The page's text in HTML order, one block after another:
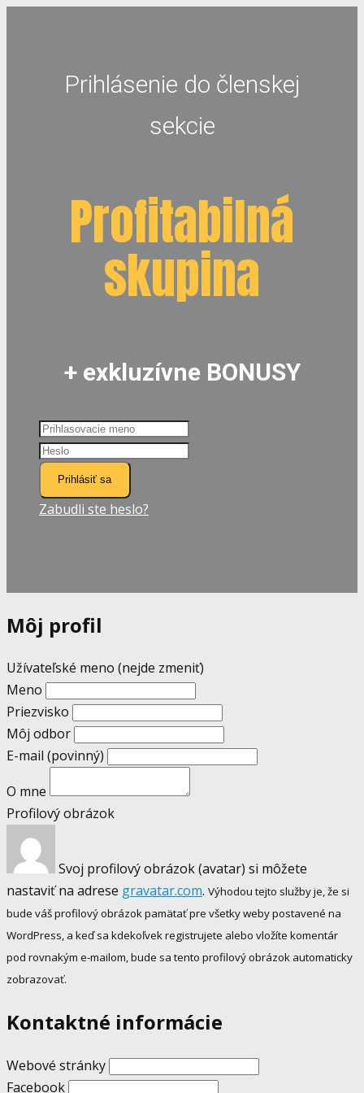
Prihlásenie do členskej
sekcie
Profitabilná
skupina
+ exkluzívne BONUSY
Prihlásiť sa
Zabudli ste heslo?
Môj profil
Užívateľské meno (nejde zmeniť)
Meno
Priezvisko
Môj odbor
E-mail (povinný)
O mne
Profilový obrázok
Svoj profilový obrázok (avatar) si môžete
nastaviť na adrese gravatar.com. Výhodou tejto služby je, že si
bude váš profilový obrázok pamätať pre všetky weby postavené na
WordPress, a keď sa kdekoľvek registrujete alebo vložíte komentár
pod rovnakým e-mailom, bude sa tento profilový obrázok automaticky
zobrazovať.
Kontaktné informácie
Webové stránky
Facebook